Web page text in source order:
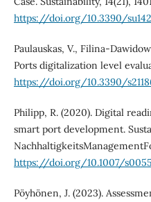
https://doi.org/10.3390/
Paulauskas, V., Filina-
Ports digitalization level
https://doi.org/10.3390/
Philipp, R. (2020). Digital
smart port development.
https://doi.org/10.1007/
Pöyhönen, J. (2023).